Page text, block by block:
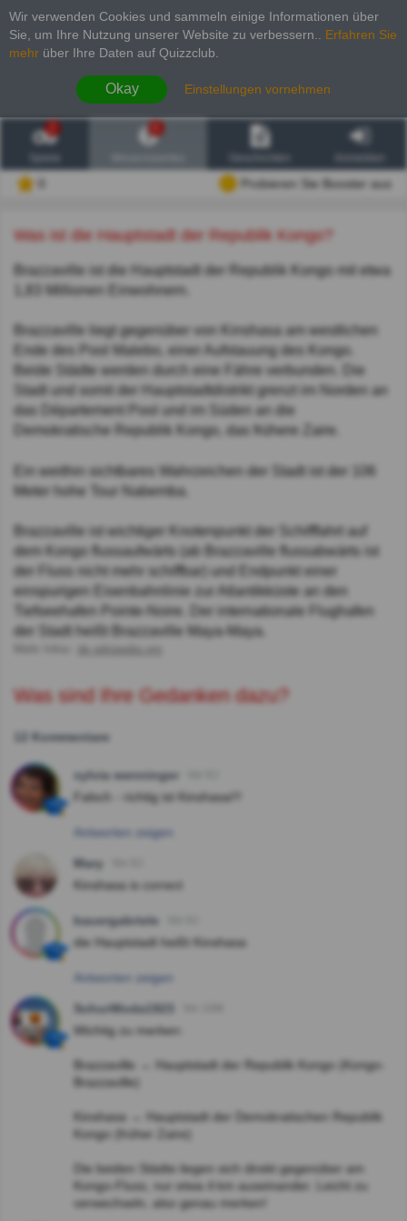
Wir verwenden Cookies und sammeln einige Informationen über
Sie, um Ihre Nutzung unserer Website zu verbessern.
Erfahren Sie
mehr über Ihre Daten auf Quizzclub.
Okay Einstellungen vornehmen
2
Probieren Sie Booster aus
Was ist die Hauptstadt der Republik Kongo?
Brazzaville ist die Hauptstadt der Republik Kongo mit etwa
1,83 Millionen Einwohnern.
Brazzaville liegt gegenüber von Kinshasa am westlichen
Ende des Pool Malebo, einer Aufstauung des Kongo.
Beide Städte werden durch eine Fähre verbunden. Die
Stadt und somit der Hauptstadtdistrikt grenzt im Norden an
das Département Pool und im Süden an die
Demokratische Republik Kongo, das frühere Zaire.
Ein weithin sichtbares Wahrzeichen der Stadt ist der 106
Meter hohe Tour Nabemba.
Brazzaville ist wichtiger Knotenpunkt der Schifffahrt auf
dem Kongo flussaufwärts (ab Brazzaville flussabwärts ist
der Fluss nicht mehr schiffbar) und Endpunkt einer
einspurigen Eisenbahnlinie zur Atlantikküste an den
Tiefseehafen Pointe-Noire. Der internationale Flughafen
der Stadt heißt Brazzaville Maya-Maya.
Was sind Ihre Gedanken dazu?
12 Kommentare
sylvia wenninger
Falsch - richtig ist Kinshasa!!!
Antworten zeigen
Mary
Kinshasa is correct
bauergabriele
die Hauptstadt heißt Kinshasa
Antworten zeigen
SchurWoda1923
Wichtig zu merken:
Brazzaville → Hauptstadt der Republik Kongo (Kongo-
Brazzaville)
Kinshasa → Hauptstadt der Demokratischen Republik
Kongo (früher Zaire)
Die beiden Städte liegen sich direkt gegenüber am
Kongo-Fluss, nur etwa 4 km auseinander. Leicht zu
verwechseln, also genau merken!